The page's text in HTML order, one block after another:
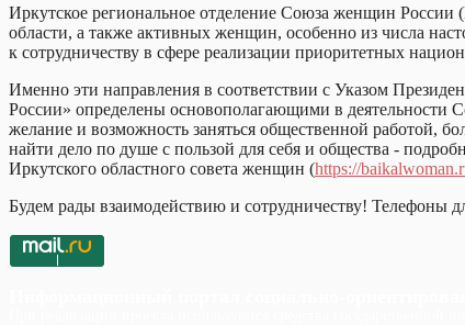
Иркутское региональное отделение Союза женщин
области, а также активных женщин, особенно из числа
к сотрудничеству в сфере реализации приоритетных
Именно эти направления в соответствии с Указом
России» определены основополагающими в деятельности
желание и возможность заняться общественной работой,
найти дело по душе с пользой для себя и общества -
Иркутского областного совета женщин (https://
Будем рады взаимодействию и сотрудничеству! Телефоны